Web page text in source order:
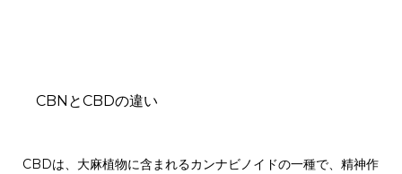
CBNとCBDの違い
CBDは、大麻植物に含まれるカンナビノイドの一種で、精神作